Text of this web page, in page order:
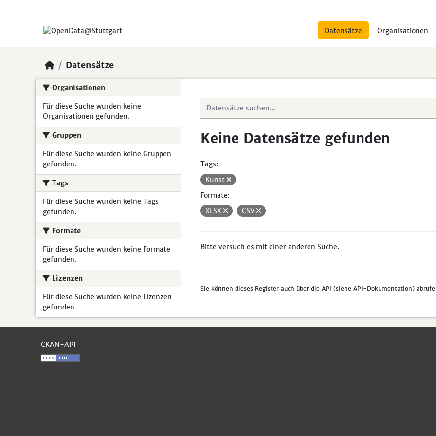
Datensätze Organisationen
Datensätze
Organisationen
Für diese Suche wurden keine
Organisationen gefunden.
Gruppen
Für diese Suche wurden keine Gruppen
gefunden.
Tags
Für diese Suche wurden keine Tags
gefunden.
Formate
Für diese Suche wurden keine Formate
gefunden.
Lizenzen
Für diese Suche wurden keine Lizenzen
gefunden.
Keine Datensätze gefunden
Tags:
Kunst
Formate:
XLSX
CSV
Bitte versuch es mit einer anderen Suche.
Sie können dieses Register auch über die API (siehe API-Dokumentation)
CKAN-API